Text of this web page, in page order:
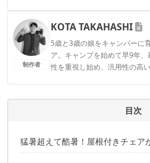
CAMP HACK編集部のプロフ
制作者
KOTA TAKAHASHI
5歳と3歳の娘をキャンパーに
ア。キャンプを始めて早9年
性を重視し始め、汎用性の高
KOTA TAKAHASHIのプロフ
目次
猛暑超えて酷暑！屋根付きチェア